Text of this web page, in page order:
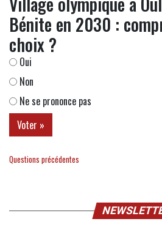
Bénite en 2030 :
choix ?
Oui
Non
Ne se prononce pas
Questions précédentes